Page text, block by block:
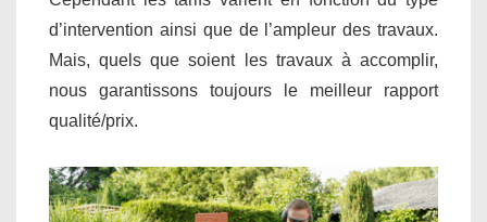
d’intervention ainsi que de l’ampleur des travaux.
Mais, quels que soient les travaux à accomplir,
nous garantissons toujours le meilleur rapport
qualité/prix.